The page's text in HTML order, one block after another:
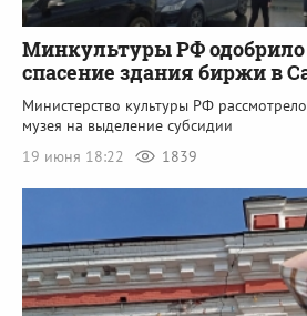
Минкультуры РФ одобрило
спасение здания биржи в
Министерство культуры РФ
музея на выделение субсидии
19 июня 18:22
1839